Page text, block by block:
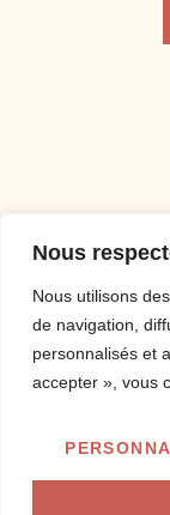
Nous
Nous utilisons
de navigation,
personnalisés et
accepter », vous